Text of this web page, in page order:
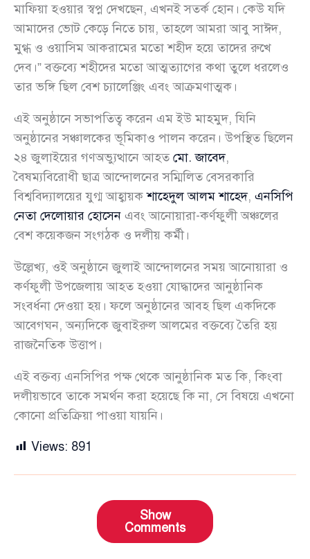
মাফিয়া হওয়ার স্বপ্ন দেখছেন, এখনই সতর্ক হোন। কেউ যদি
আমাদের ভোট কেড়ে নিতে চায়, তাহলে আমরা আবু সাঈদ,
মুগ্ধ ও ওয়াসিম আকরামের মতো শহীদ হয়ে তাদের রুখে
দেব।” বক্তব্যে শহীদের মতো আত্মত্যাগের কথা তুলে ধরলেও
তার ভঙ্গি ছিল বেশ চ্যালেঞ্জিং এবং আক্রমণাত্মক।
এই অনুষ্ঠানে সভাপতিত্ব করেন এম ইউ মাহমুদ, যিনি
অনুষ্ঠানের সঞ্চালকের ভূমিকাও পালন করেন। উপস্থিত ছিলেন
২৪ জুলাইয়ের গণঅভ্যুত্থানে আহত মো. জাবেদ,
বৈষম্যবিরোধী ছাত্র আন্দোলনের সম্মিলিত বেসরকারি
বিশ্ববিদ্যালয়ের যুগ্ম আহ্বায়কশাহেদুল আলম শাহেদ, এনসিপি
নেতা দেলোয়ার হোসেন এবং আনোয়ারা-কর্ণফুলী অঞ্চলের
বেশ কয়েকজন সংগঠক ও দলীয় কর্মী।
উল্লেখ্য, ওই অনুষ্ঠানে জুলাই আন্দোলনের সময় আনোয়ারা ও
কর্ণফুলী উপজেলায় আহত হওয়া যোদ্ধাদের আনুষ্ঠানিক
সংবর্ধনা দেওয়া হয়। ফলে অনুষ্ঠানের আবহ ছিল একদিকে
আবেগঘন, অন্যদিকে জুবাইরুল আলমের বক্তব্যে তৈরি হয়
রাজনৈতিক উত্তাপ।
এই বক্তব্য এনসিপির পক্ষ থেকে আনুষ্ঠানিক মত কি, কিংবা
দলীয়ভাবে তাকে সমর্থন করা হয়েছে কি না, সে বিষয়ে এখনো
কোনো প্রতিক্রিয়া পাওয়া যায়নি।
Views: 891
Show
Comments